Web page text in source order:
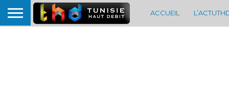
ACCUEIL